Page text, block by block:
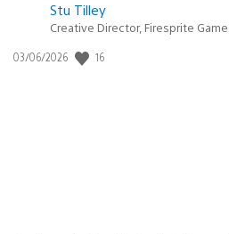
Postée
:
Stu Tilley
Creative Director, Firesprite
Date
03/06/2026 16